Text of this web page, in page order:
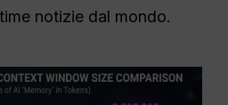
notizie dal mondo.